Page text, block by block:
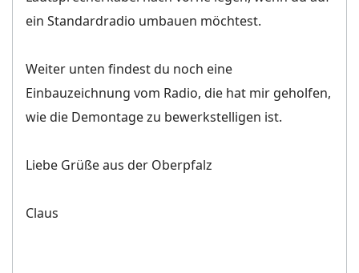
ein Standardradio umbauen möchtest.
Weiter unten findest du noch eine
Einbauzeichnung vom Radio, die hat mir geholfen,
wie die Demontage zu bewerkstelligen ist.
Liebe Grüße aus der Oberpfalz
Claus